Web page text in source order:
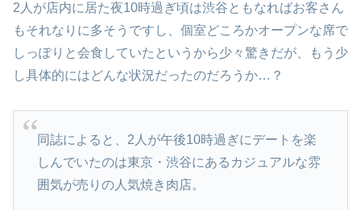
2人が店内に居た夜10時過ぎ頃は渋谷ともなればお客さん
もそれなりに多そうですし、個室どころかオープンな席で
しっぽりと会食していたというから少々驚きだが、もう少
し具体的にはどんな状況だったのだろうか…？
同誌によると、2人が午後10時過ぎにデートを楽
しんでいたのは東京・渋谷にあるカジュアルな雰
囲気が売りの人気焼き肉店。